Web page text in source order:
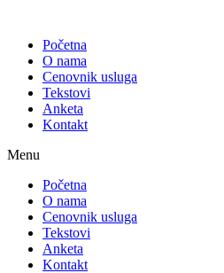
contentPočetna
O nama
Cenovnik usluga
Tekstovi
Anketa
Kontakt
Menu
Početna
O nama
Cenovnik usluga
Tekstovi
Anketa
Kontakt